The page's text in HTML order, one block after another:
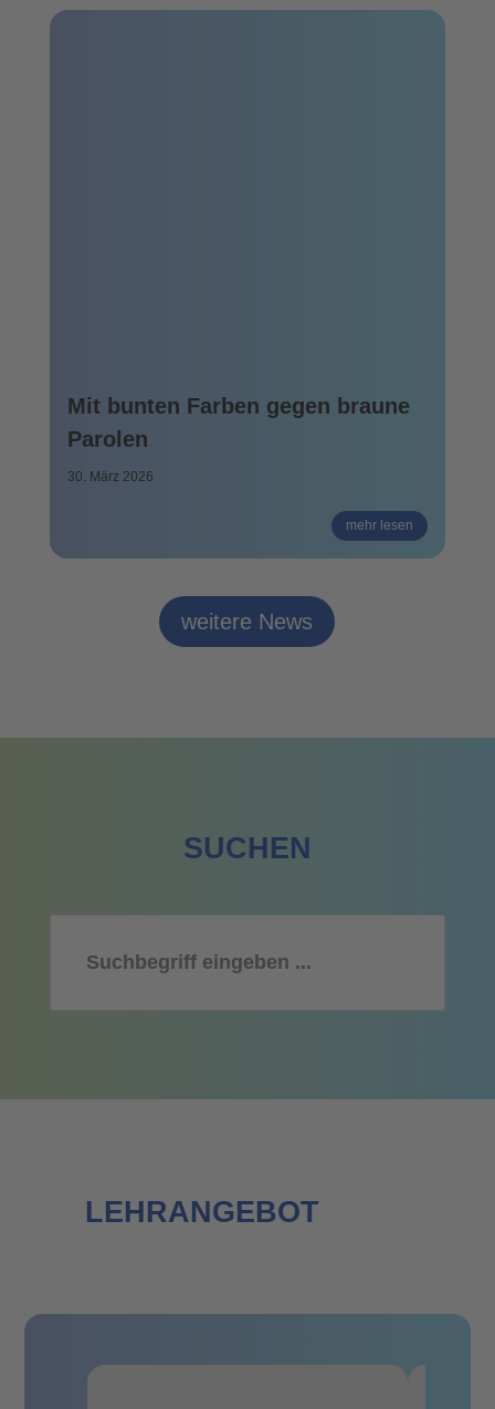
Mit bunten Farben gegen braune
Parolen
30. März 2026
mehr lesen
weitere News
SUCHEN
LEHRANGEBOT